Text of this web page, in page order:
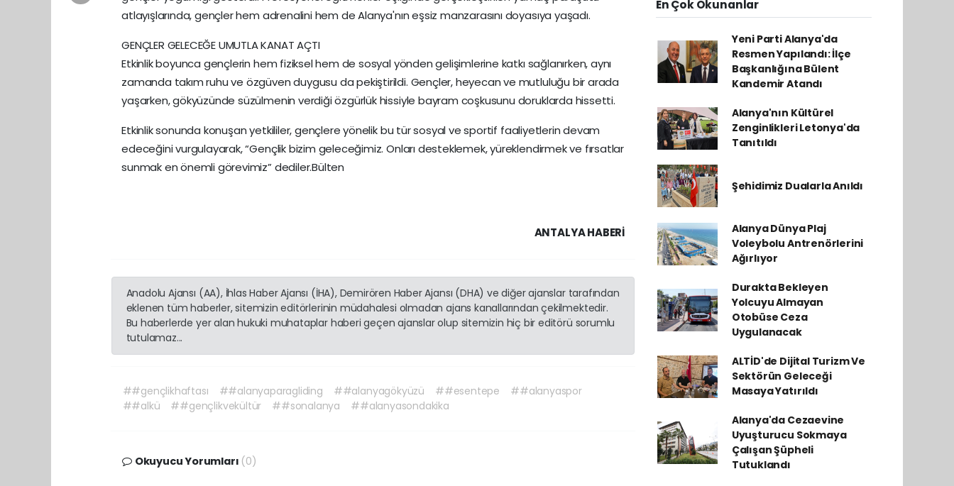
atlayışlarında, gençler hem adrenalini hem de Alanya'nın eşsiz manzarasını doyasıya yaşadı.
GENÇLER GELECEĞE UMUTLA KANAT AÇTI
Etkinlik boyunca gençlerin hem fiziksel hem de sosyal yönden gelişimlerine katkı sağlanırken, aynı
zamanda takım ruhu ve özgüven duygusu da pekiştirildi. Gençler, heyecan ve mutluluğu bir arada
yaşarken, gökyüzünde süzülmenin verdiği özgürlük hissiyle bayram coşkusunu doruklarda hissetti.
Etkinlik sonunda konuşan yetkililer, gençlere yönelik bu tür sosyal ve sportif faaliyetlerin devam
edeceğini vurgulayarak, “Gençlik bizim geleceğimiz. Onları desteklemek, yüreklendirmek ve fırsatlar
sunmak en önemli görevimiz” dediler.Bülten
ANTALYA HABERİ
Anadolu Ajansı (AA), İhlas Haber Ajansı (İHA), Demirören Haber Ajansı (DHA) ve diğer ajanslar tarafından
eklenen tüm haberler, sitemizin editörlerinin müdahalesi olmadan ajans kanallarından çekilmektedir.
Bu haberlerde yer alan hukuki muhataplar haberi geçen ajanslar olup sitemizin hiç bir editörü sorumlu
tutulamaz...
##gençlikhaftası ##alanyaparagliding ##alanyagökyüzü ##esentepe
##alanyaspor
##alkü
##gençlikvekültür ##sonalanya ##alanyasondakika
Okuyucu Yorumları (0)
En Çok Okunanlar
Yeni Parti Alanya'da
Resmen Yapılandı: İlçe
Başkanlığına Bülent
Kandemir Atandı
Alanya'nın Kültürel
Zenginlikleri Letonya'da
Tanıtıldı
Şehidimiz Dualarla Anıldı
Alanya Dünya Plaj
Voleybolu Antrenörlerini
Ağırlıyor
Durakta Bekleyen
Yolcuyu Almayan
Otobüse Ceza
Uygulanacak
ALTİD'de Dijital Turizm Ve
Sektörün Geleceği
Masaya Yatırıldı
Alanya'da Cezaevine
Uyuşturucu Sokmaya
Çalışan Şüpheli
Tutuklandı